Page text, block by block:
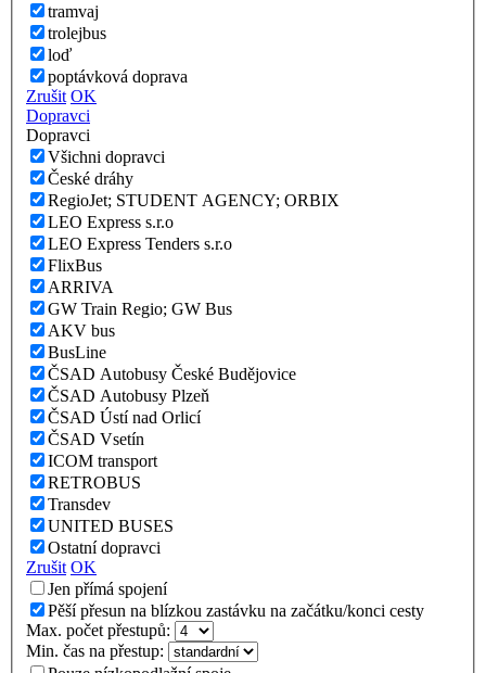
tramvaj
trolejbus
loď
poptávková doprava
Zrušit OK
Dopravci
Dopravci
Všichni dopravci
České dráhy
RegioJet; STUDENT AGENCY; ORBIX
LEO Express s.r.o
LEO Express Tenders s.r.o
FlixBus
ARRIVA
GW Train Regio; GW Bus
AKV bus
BusLine
ČSAD Autobusy České Budějovice
ČSAD Autobusy Plzeň
ČSAD Ústí nad Orlicí
ČSAD Vsetín
ICOM transport
RETROBUS
Transdev
UNITED BUSES
Ostatní dopravci
Zrušit OK
Jen přímá spojení
Pěší přesun na blízkou zastávku na začátku/konci cesty
Max. počet přestupů:
Min. čas na přestup: